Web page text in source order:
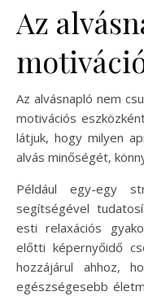
Az
Az alvásnapló nem
motivációs
látjuk, hogy milyen
alvás minőségét,
Például egy-egy
segítségével
esti relaxációs
előtti képernyőidő
hozzájárul ahhoz,
egészségesebb